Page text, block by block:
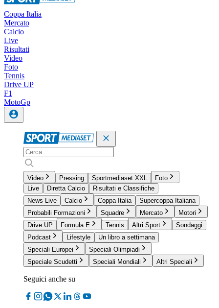
Coppa Italia
Mercato
Calcio
Live
Risultati
Video
Foto
Tennis
Drive UP
F1
MotoGp
Video Pressing Sportmediaset XXL
Foto
Live
Diretta Calcio
Risultati e Classifiche
News Live
Calcio Coppa Italia
Supercoppa Italiana
Probabili Formazioni
Squadre Mercato
Motori
Drive UP
Formula E Tennis Altri Sport
Sondaggi
Podcast
Lifestyle
Un libro a settimana
Speciali Europei
Speciali Olimpiadi
Speciale Scudetti
Speciali Mondiali Altri Speciali
Seguici anche su